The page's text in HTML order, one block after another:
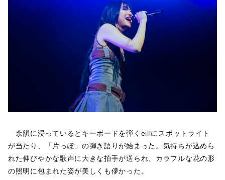
余韻に浸っているとキーボードを弾くeillにスポットライト
が当たり、「片っぽ」の弾き語りが始まった。気持ちが込めら
れた伸びやかな歌声に大きな拍手が送られ、カラフルな花の形
の照明に包まれた姿が美しくも儚かった。